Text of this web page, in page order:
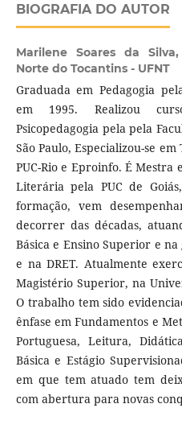
BIOGRAFIA DO AUTOR
Marilene Soares da Silva,
Norte do Tocantins - UFNT
Graduada em Pedagogia
em 1995. Realizou
Psicopedagogia pela pela
São Paulo, Especializou-se
PUC-Rio e Eproinfo. É
Literária pela PUC de
formação, vem
decorrer das décadas,
Básica e Ensino Superior e
e na DRET. Atualmente
Magistério Superior, na
O trabalho tem sido
ênfase em Fundamentos e
Portuguesa, Leitura,
Básica e Estágio
em que tem atuado tem
com abertura para novas